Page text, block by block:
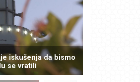
iskušenja da bismo
se vratili